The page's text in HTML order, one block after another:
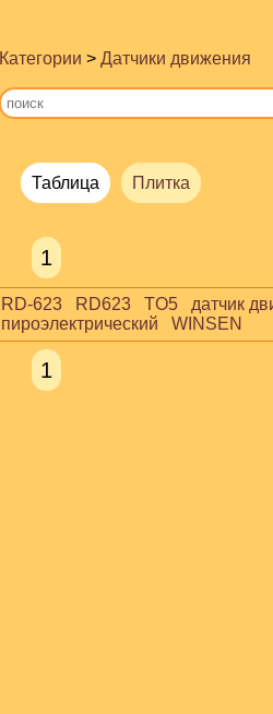
Категории > Датчики движения
Таблица Плитка
1
RD-623   RD623   TO5   датчик
пироэлектрический   WINSEN
1